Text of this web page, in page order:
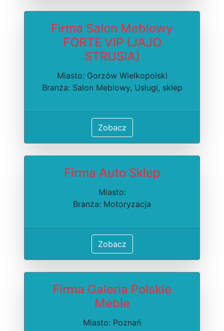
Firma Salon Meblowy
FORTE VIP (JAJO
STRUSIA)
Miasto: Gorzów Wielkopolski
Branża: Salon Meblowy, Usługi, sklep
Zobacz
Firma Auto Sklep
Miasto:
Branża: Motoryzacja
Zobacz
Firma Galeria Polskie
Meble
Miasto: Poznań